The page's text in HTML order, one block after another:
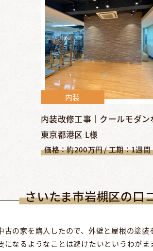
内装
東京都港区 L様
価格：約200万円 / 工期：1週間
さいたま市岩槻区の口
古の家を購入したので、外壁と屋根の塗
になるようなことは避けたいというわが